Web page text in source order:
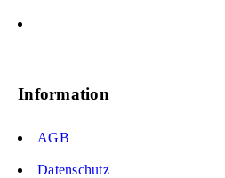
Information
AGB
Datenschutz